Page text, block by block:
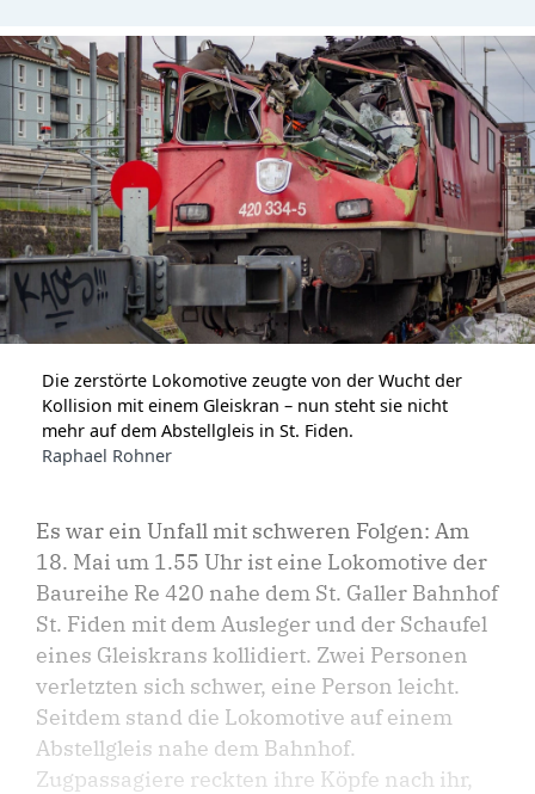
Die zerstörte Lokomotive zeugte von der Wucht der
Kollision mit einem Gleiskran – nun steht sie nicht
mehr auf dem Abstellgleis in St. Fiden.
Raphael Rohner
Es war ein Unfall mit schweren Folgen: Am
18. Mai um 1.55 Uhr ist eine Lokomotive der
Baureihe Re 420 nahe dem St. Galler Bahnhof
St. Fiden mit dem Ausleger und der Schaufel
eines Gleiskrans kollidiert. Zwei Personen
verletzten sich schwer, eine Person leicht.
Seitdem stand die Lokomotive auf einem
Abstellgleis nahe dem Bahnhof.
Zugpassagiere reckten ihre Köpfe nach ihr,